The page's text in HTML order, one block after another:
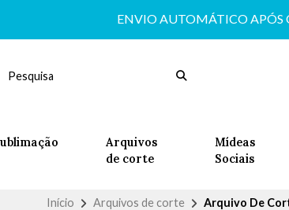
ENVIO AUTOMÁTICO APÓS
Arquivos
de corte
Mídeas
Sociais
Início Arquivos de corte Arquivo De